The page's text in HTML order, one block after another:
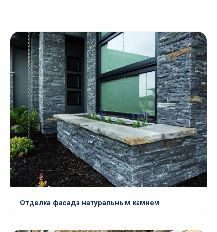
Отделка фасада натуральным камнем